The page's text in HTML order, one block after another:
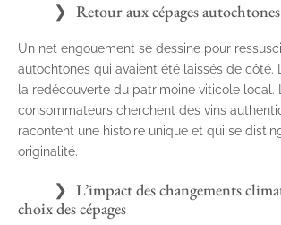
Retour aux cépages
Un net engouement se dessine pour
autochtones qui avaient été laissés de côté.
la redécouverte du patrimoine viticole local.
consommateurs cherchent des vins
racontent une histoire unique et qui se
originalité.
L’impact des changements
choix des cépages